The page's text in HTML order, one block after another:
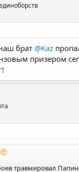
брат @Kaz
призером
травмировал